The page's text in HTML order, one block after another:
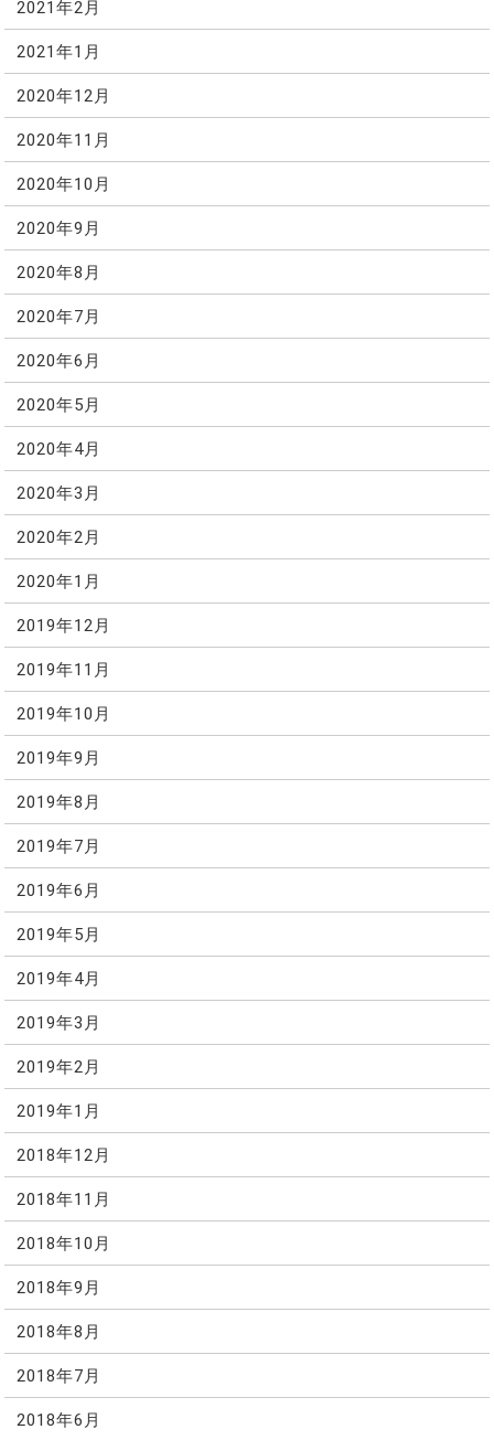
2021年2月
2021年1月
2020年12月
2020年11月
2020年10月
2020年9月
2020年8月
2020年7月
2020年6月
2020年5月
2020年4月
2020年3月
2020年2月
2020年1月
2019年12月
2019年11月
2019年10月
2019年9月
2019年8月
2019年7月
2019年6月
2019年5月
2019年4月
2019年3月
2019年2月
2019年1月
2018年12月
2018年11月
2018年10月
2018年9月
2018年8月
2018年7月
2018年6月